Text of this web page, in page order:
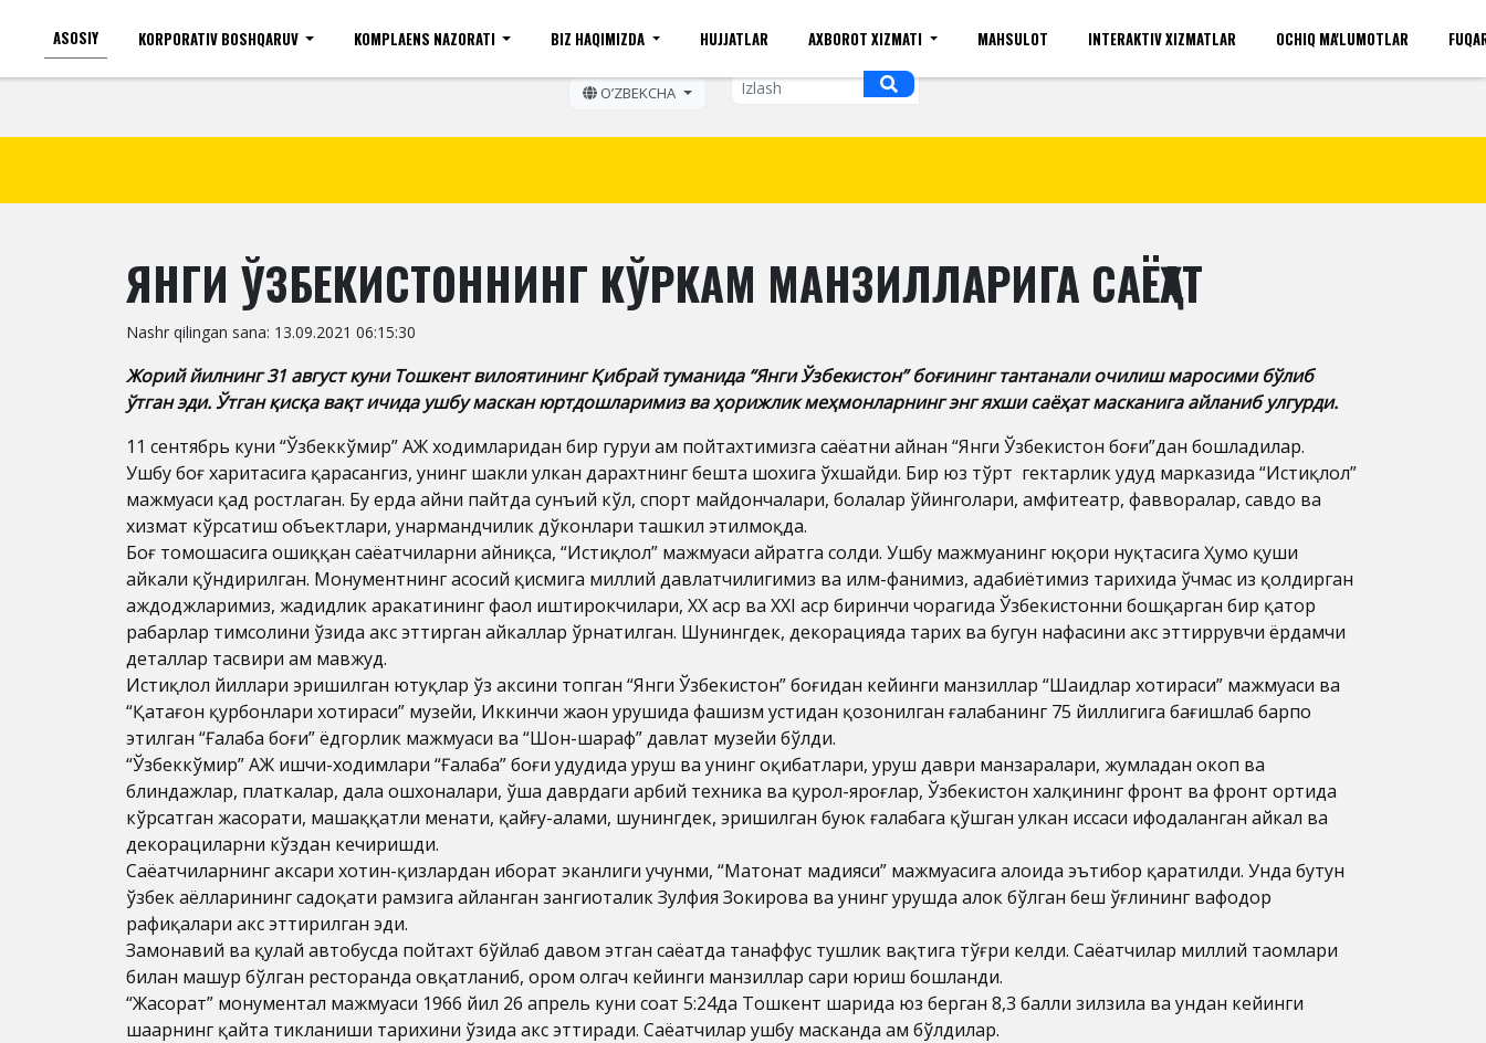
Ko'zi ojizlar uchun Shrift kattaligi Sayt xaritasi Mobil ko'rinishi Bo'sh ish o'rinlari(umumiy) Kirish
OʼZBEKCHA
ASOSIY KORPORATIV BOSHQARUV KOMPLAENS NAZORATI BIZ HAQIMIZDA HUJJATLAR AXBOROT XIZMATI MAHSULOT INTERAKTIV XIZMATLAR OCHIQ MA'LUMOTLAR
ЯНГИ ЎЗБЕКИСТОННИНГ КЎРКАМ МАНЗИЛЛАРИГА САЁҲАТ
Nashr qilingan sana: 13.09.2021 06:15:30
Жорий йилнинг 31 август куни Тошкент вилоятининг Қибрай туманида “Янги Ўзбекистон” боғининг тантанали очилиш маросими бўлиб
ўтган эди. Ўтган қисқа вақт ичида ушбу маскан юртдошларимиз ва ҳорижлик меҳмонларнинг энг яхши саёҳат масканига айланиб улгурди.
11 сентябрь куни “Ўзбеккўмир” АЖ ходимларидан бир гуруҳи ҳам пойтахтимизга саёҳатни айнан “Янги Ўзбекистон боғи”дан бошладилар.
Ушбу боғ харитасига қарасангиз, унинг шакли улкан дарахтнинг бешта шохига ўхшайди. Бир юз тўрт гектарлик ҳудуд марказида “Истиқлол”
мажмуаси қад ростлаган. Бу ерда айни пайтда сунъий кўл, спорт майдончалари, болалар ўйингоҳлари, амфитеатр, фавворалар, савдо ва
хизмат кўрсатиш объектлари, ҳунармандчилик дўконлари ташкил этилмоқда.
Боғ томошасига ошиққан саёҳатчиларни айниқса, “Истиқлол” мажмуаси ҳайратга солди. Ушбу мажмуанинг юқори нуқтасига Ҳумо қуши
ҳайкали қўндирилган. Монументнинг асосий қисмига миллий давлатчилигимиз ва илм-фанимиз, адабиётимиз тарихида ўчмас из қолдирган
аждоджларимиз, жадидлик ҳаракатининг фаол иштирокчилари, ХХ аср ва ХХI аср биринчи чорагида Ўзбекистонни бошқарган бир қатор
раҳбарлар тимсолини ўзида акс эттирган ҳайкаллар ўрнатилган. Шунингдек, декорацияда тарих ва бугун нафасини акс эттиррувчи ёрдамчи
деталлар тасвири ҳам мавжуд.
Истиқлол йиллари эришилган ютуқлар ўз аксини топган “Янги Ўзбекистон” боғидан кейинги манзиллар “Шаҳидлар хотираси” мажмуаси ва
“Қатағон қурбонлари хотираси” музейи, Иккинчи жаҳон урушида фашизм устидан қозонилган ғалабанинг 75 йиллигига бағишлаб барпо
этилган “Ғалаба боғи” ёдгорлик мажмуаси ва “Шон-шараф” давлат музейи бўлди.
“Ўзбеккўмир” АЖ ишчи-ходимлари “Ғалаба” боғи ҳудудида уруш ва унинг оқибатлари, уруш даври манзаралари, жумладан окоп ва
блиндажлар, платкалар, дала ошхоналари, ўша даврдаги ҳарбий техника ва қурол-яроғлар, Ўзбекистон халқининг фронт ва фронт ортида
кўрсатган жасорати, машаққатли меҳнати, қайғу-алами, шунингдек, эришилган буюк ғалабага қўшган улкан ҳиссаси ифодаланган ҳайкал ва
декорациларни кўздан кечиришди.
Саёҳатчиларнинг аксари хотин-қизлардан иборат эканлиги учунми, “Матонат мадҳияси” мажмуасига алоҳида эътибор қаратилди. Унда бутун
ўзбек аёлларининг садоқати рамзига айланган зангиоталик Зулфия Зокирова ва унинг урушда ҳалок бўлган беш ўғлининг вафодор
рафиқалари акс эттирилган эди.
Замонавий ва қулай автобусда пойтахт бўйлаб давом этган саёҳатда танаффус тушлик вақтига тўғри келди. Саёҳатчилар миллий таомлари
билан машҳур бўлган ресторанда овқатланиб, ором олгач кейинги манзиллар сари юриш бошланди.
“Жасорат” монументал мажмуаси 1966 йил 26 апрель куни соат 5:24да Тошкент шаҳрида юз берган 8,3 балли зилзила ва ундан кейинги
шаҳарнинг қайта тикланиши тарихини ўзида акс эттиради. Саёҳатчилар ушбу масканда ҳам бўлдилар.